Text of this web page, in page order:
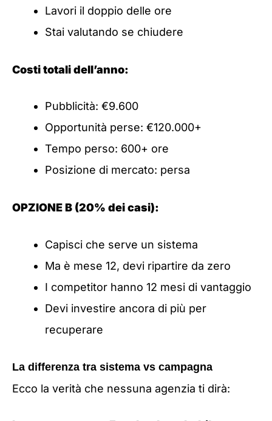
Lavori il doppio delle ore
Stai valutando se chiudere
Costi totali dell’anno:
Pubblicità: €9.600
Opportunità perse: €120.000+
Tempo perso: 600+ ore
Posizione di mercato: persa
OPZIONE B (20% dei casi):
Capisci che serve un sistema
Ma è mese 12, devi ripartire da zero
I competitor hanno 12 mesi di vantaggio
Devi investire ancora di più per
recuperare
La differenza tra sistema vs campagna
Ecco la verità che nessuna agenzia ti dirà: